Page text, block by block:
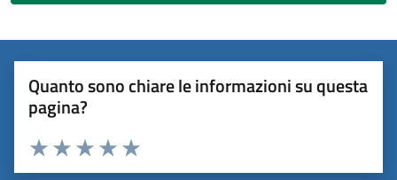
Quanto sono chiare le informazioni su questa
pagina?
Valuta 5 stelle su 5
Valuta 4 stelle su 5
Valuta 3 stelle su 5
Valuta 2 stelle su 5
Valuta 1 stelle su 5